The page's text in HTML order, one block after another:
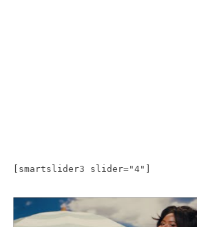
[smartslider3 slider="4"]